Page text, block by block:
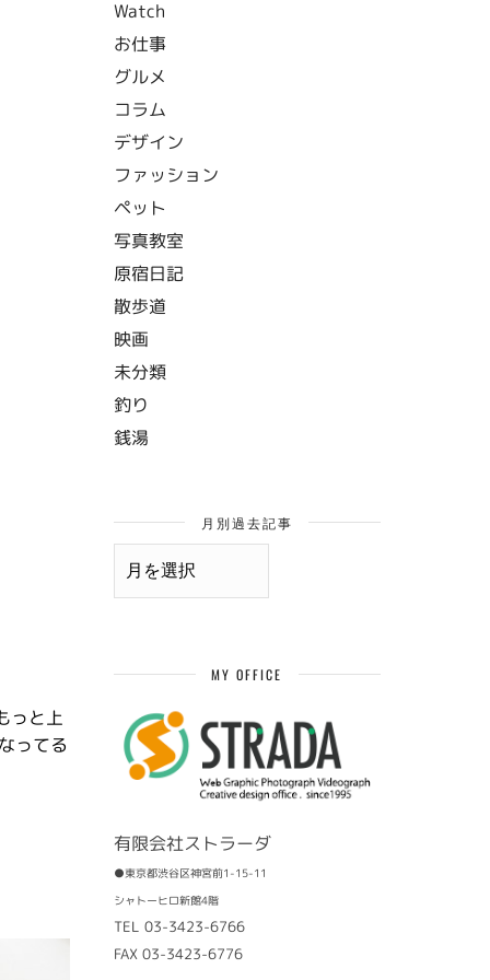
っと上
ってる
Watch
お仕事
グルメ
コラム
デザイン
ファッション
ペット
写真教室
原宿日記
散歩道
映画
未分類
釣り
銭湯
月別過去記事
月
MY OFFICE
有限会社ストラーダ
●東京都渋谷区神宮前1-15-11
シャトーヒロ新館4階
TEL 03-3423-6766
FAX 03-3423-6776